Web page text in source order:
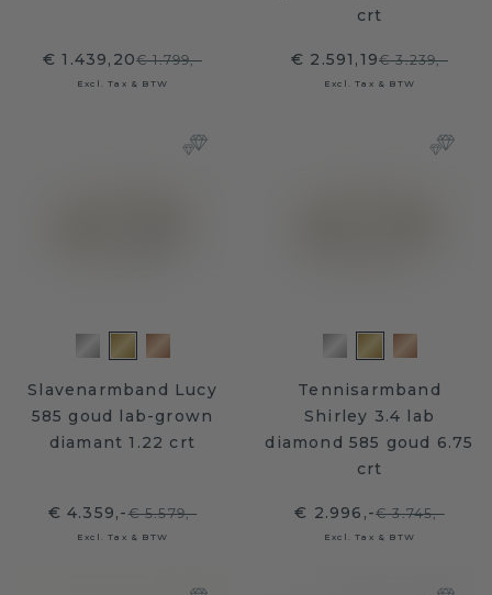
€ 1.439,20€ 1.799,-
Excl. Tax & BTW
crt
€ 2.591,19€ 3.239,-
Excl. Tax & BTW
Slavenarmband Lucy
585 goud lab-grown
diamant 1.22 crt
€ 4.359,-€ 5.579,-
Excl. Tax & BTW
Tennisarmband
Shirley 3.4 lab
diamond 585 goud 6.75
crt
€ 2.996,-€ 3.745,-
Excl. Tax & BTW